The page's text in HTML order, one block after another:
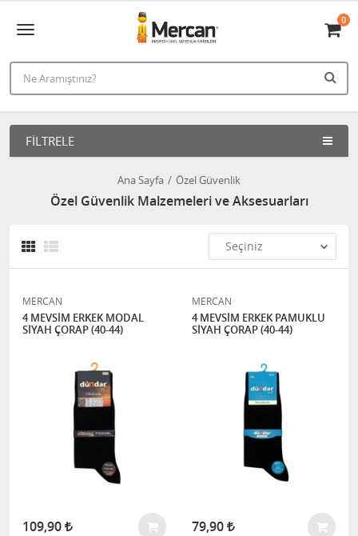
0
FILTRELE
Ana Sayfa Özel Güvenlik
Özel Güvenlik Malzemeleri ve Aksesuarları
MERCAN
4 MEVSİM ERKEK MODAL
SİYAH ÇORAP (40-44)
109,90
MERCAN
4 MEVSİM ERKEK PAMUKLU
SİYAH ÇORAP (40-44)
79,90